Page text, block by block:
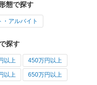
態で探す
・アルバイト
探す
以上 450万円以上
以上 650万円以上